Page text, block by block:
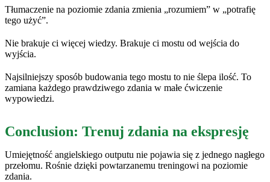
Tłumaczenie na poziomie zdania zmienia „rozumiem” w „potrafię
tego użyć”.
Nie brakuje ci więcej wiedzy. Brakuje ci mostu od wejścia do
wyjścia.
Najsilniejszy sposób budowania tego mostu to nie ślepa ilość. To
zamiana każdego prawdziwego zdania w małe ćwiczenie
wypowiedzi.
Conclusion: Trenuj zdania na ekspresję
Umiejętność angielskiego outputu nie pojawia się z jednego nagłego
przełomu. Rośnie dzięki powtarzanemu treningowi na poziomie
zdania.